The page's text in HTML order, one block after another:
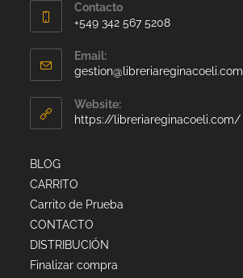
Contacto
+549 342 567 5208
Email:
gestion@libreriareginacoeli.com
Website:
https://libreriareginacoeli.com/
BLOG
CARRITO
Carrito de Prueba
CONTACTO
DISTRIBUCIÓN
Finalizar compra